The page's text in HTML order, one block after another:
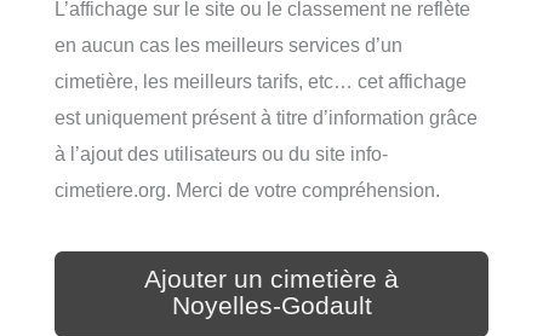
L’affichage sur le site ou le classement ne reflète
en aucun cas les meilleurs services d’un
cimetière, les meilleurs tarifs, etc… cet affichage
est uniquement présent à titre d’information grâce
à l’ajout des utilisateurs ou du site info-
cimetiere.org. Merci de votre compréhension.
Ajouter un cimetière à
Noyelles-Godault